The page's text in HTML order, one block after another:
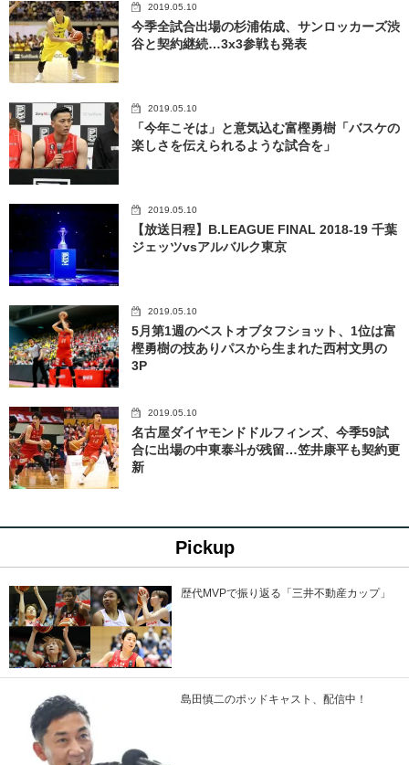
2019.05.10
今季全試合出場の杉浦佑成、サンロッカーズ渋
谷と契約継続…3x3参戦も発表
2019.05.10
「今年こそは」と意気込む富樫勇樹「バスケの
楽しさを伝えられるような試合を」
2019.05.10
【放送日程】B.LEAGUE FINAL 2018-19 千葉
ジェッツvsアルバルク東京
2019.05.10
5月第1週のベストオブタフショット、1位は富
樫勇樹の技ありパスから生まれた西村文男の
3P
2019.05.10
名古屋ダイヤモンドドルフィンズ、今季59試
合に出場の中東泰斗が残留…笠井康平も契約更
新
Pickup
歴代MVPで振り返る「三井不動産カップ」
島田慎二のポッドキャスト、配信中！